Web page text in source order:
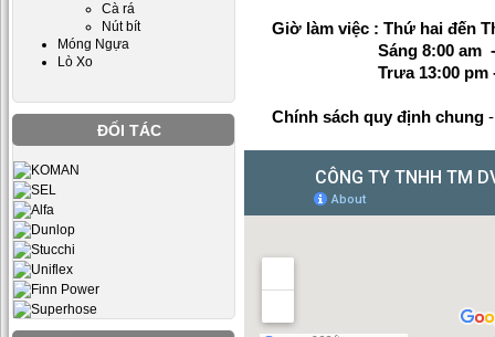
Cà rá
Nút bít
Móng Ngựa
Lò Xo
ĐỐI TÁC
Giờ làm việc : Thứ hai đến
Sáng 8:00 am -
Trưa 13:00 pm -
Chính sách quy định chung